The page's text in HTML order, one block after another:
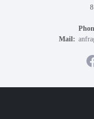
Mail: